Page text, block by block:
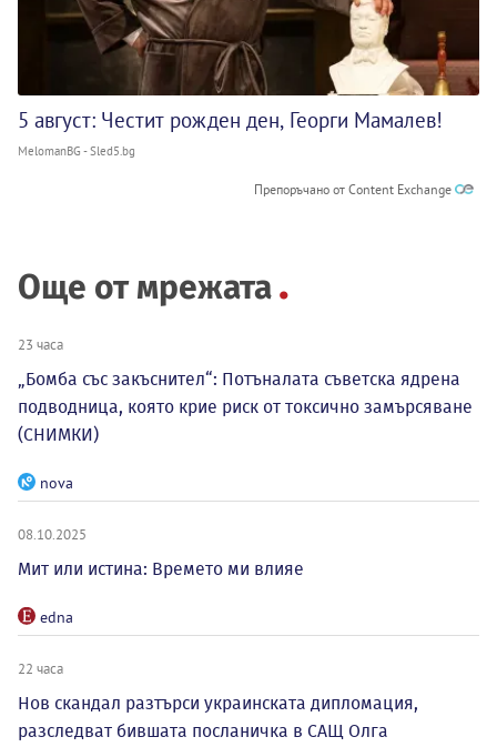
5 август: Честит рожден ден, Георги Мамалев!
MelomanBG - Sled5.bg
Препоръчано от Content Exchange
Още от мрежата
23 часа
„Бомба със закъснител“: Потъналата съветска ядрена
подводница, която крие риск от токсично замърсяване
(СНИМКИ)
nova
08.10.2025
Мит или истина: Времето ми влияе
edna
22 часа
Нов скандал разтърси украинската дипломация,
разследват бившата посланичка в САЩ Олга